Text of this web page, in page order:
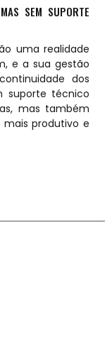
SEM SUPORTE
uma realidade
e a sua gestão
dos
suporte técnico
mas também
produtivo e